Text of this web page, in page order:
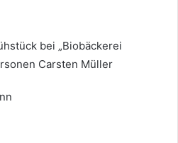
bei „Biobäckerei
Carsten Müller